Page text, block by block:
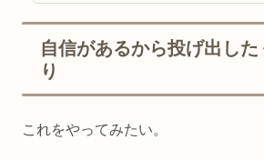
自信があるから投げ出した
り
これをやってみたい。